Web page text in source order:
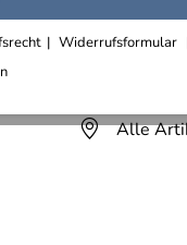
Widerrufsformular
Lieferfrist
Alle